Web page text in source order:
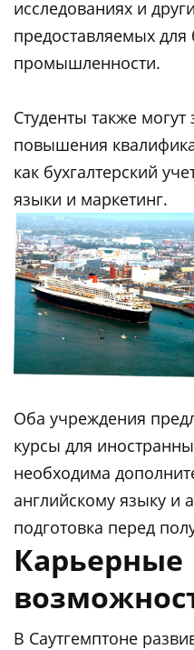
исследованиях и
предоставляемых для
промышленности.
Студенты также могут
повышения
как бухгалтерский
языки и маркетинг.
Оба учреждения
курсы для
необходима
английскому языку и
подготовка перед
Карьерные
В Саутгемптоне